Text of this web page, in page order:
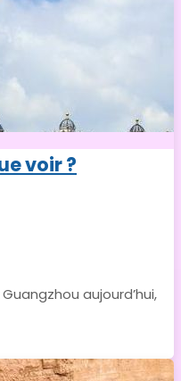
voir ?
aujourd’hui,